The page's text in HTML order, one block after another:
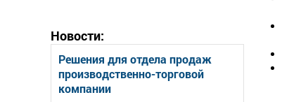
Новости:
Решения для отдела продаж
производственно-торговой
компании